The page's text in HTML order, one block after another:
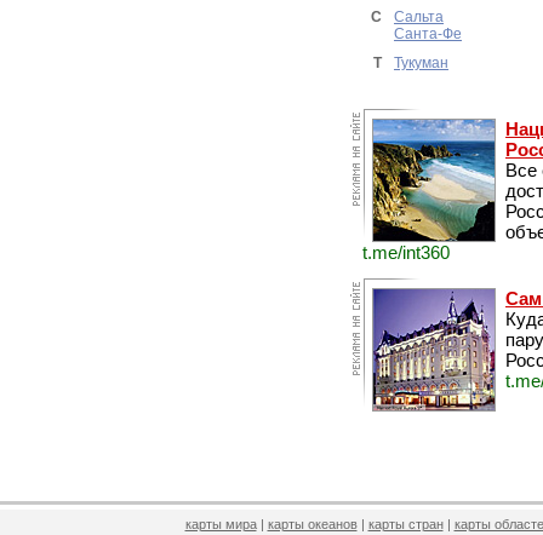
С
Сальта
Санта-Фе
Т
Тукуман
Все
t.me/int360
карты мира| карты океанов| карты стран| карты